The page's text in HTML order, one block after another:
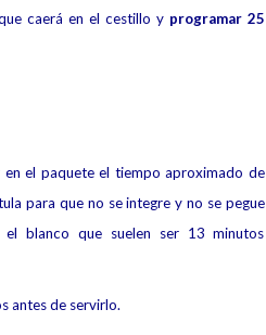
caerá en el cestillo y programar 25
el paquete el tiempo aproximado de
para que no se integre y no se pegue
blanco que suelen ser 13 minutos
antes de servirlo.